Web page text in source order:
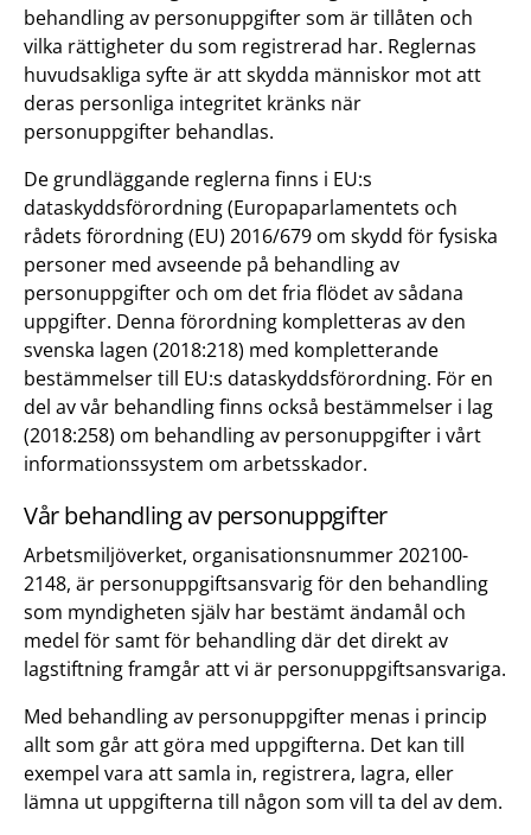
behandling av personuppgifter som är tillåten och
vilka rättigheter du som registrerad har. Reglernas
huvudsakliga syfte är att skydda människor mot att
deras personliga integritet kränks när
personuppgifter behandlas.
De grundläggande reglerna finns i EU:s
dataskyddsförordning (Europaparlamentets och
rådets förordning (EU) 2016/679 om skydd för fysiska
personer med avseende på behandling av
personuppgifter och om det fria flödet av sådana
uppgifter. Denna förordning kompletteras av den
svenska lagen (2018:218) med kompletterande
bestämmelser till EU:s dataskyddsförordning. För en
del av vår behandling finns också bestämmelser i lag
(2018:258) om behandling av personuppgifter i vårt
informationssystem om arbetsskador.
Vår behandling av personuppgifter
Arbetsmiljöverket, organisationsnummer 202100-
2148, är personuppgiftsansvarig för den behandling
som myndigheten själv har bestämt ändamål och
medel för samt för behandling där det direkt av
lagstiftning framgår att vi är personuppgiftsansvariga.
Med behandling av personuppgifter menas i princip
allt som går att göra med uppgifterna. Det kan till
exempel vara att samla in, registrera, lagra, eller
lämna ut uppgifterna till någon som vill ta del av dem.